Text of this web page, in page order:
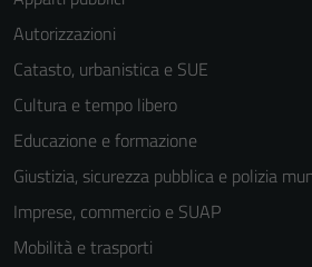
Autorizzazioni
Catasto, urbanistica e SUE
Cultura e tempo libero
Educazione e formazione
Giustizia, sicurezza pubblica e polizia
Imprese, commercio e SUAP
Mobilità e trasporti